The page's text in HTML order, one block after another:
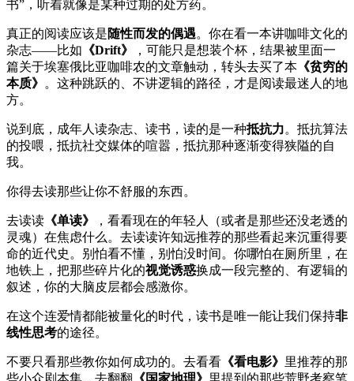
书”，听着就像是某种过期的处方药。
真正的阅读应该是随性而发的偶遇。你在看一本讲咖啡文化的
杂志——比如 《Drift》
，可能只是想装个杯，结果被里面一
篇关于埃塞俄比亚咖啡农的文章触动，转头去买了本 《贫穷的
本质》 。这种跳跃的、不讲逻辑的路径，才是阅读最迷人的地
方。
说到底，成年人读杂志、读书，读的是一种抵抗力。抵抗算法
的投喂，抵抗社交媒体的喧嚣，抵抗那种逐渐变得狭隘的自
我。
你得去读那些让你不舒服的东西。
去读读 《单读》
，看看现在的年轻人（或者是那些还没老透的
灵魂）在焦虑什么。去读读许知远推荐的那些看起来沉重得要
命的近代史。别怕看不懂，别怕没时间。你哪怕在厕所里，在
地铁上，把那些碎片化的视觉诱惑换成一段完整的、有逻辑的
叙述，你的大脑皮层都会感激你。
在这个连爱情都能被量化的时代，读书是唯一能让我们保持非
线性思考的途径。
不要只看那些教你如何成功的。去看看 《看电影》 里推荐的那
些小众剧本集，去翻翻 《国家地理》 里提到的那些荒野考察笔